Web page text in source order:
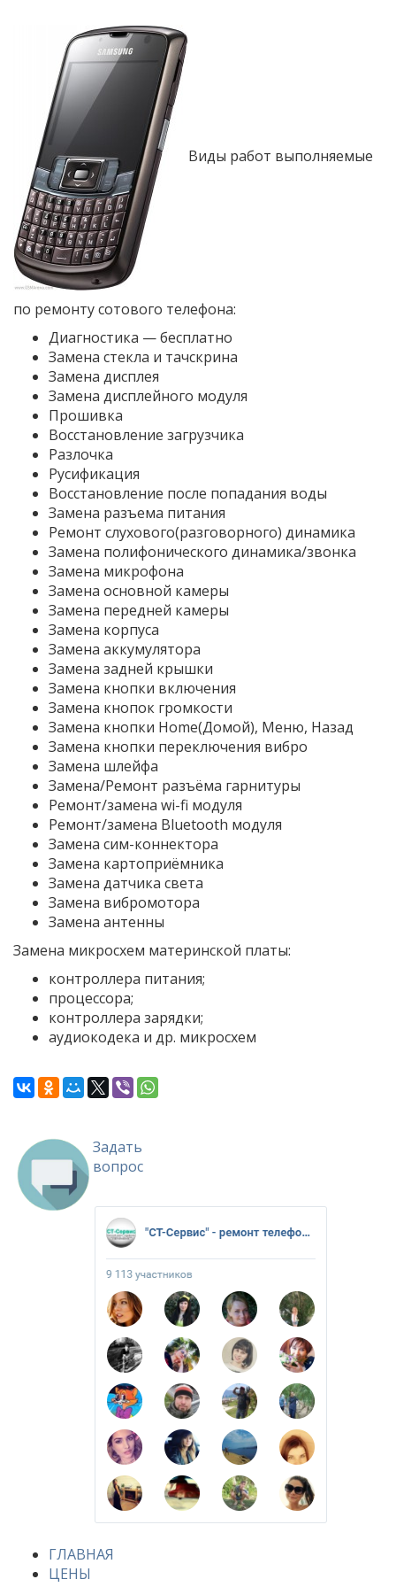
Виды работ выполняемые
по ремонту сотового телефона:
Диагностика — бесплатно
Замена стекла и тачскрина
Замена дисплея
Замена дисплейного модуля
Прошивка
Восстановление загрузчика
Разлочка
Русификация
Восстановление после попадания воды
Замена разъема питания
Ремонт слухового(разговорного) динамика
Замена полифонического динамика/звонка
Замена микрофона
Замена основной камеры
Замена передней камеры
Замена корпуса
Замена аккумулятора
Замена задней крышки
Замена кнопки включения
Замена кнопок громкости
Замена кнопки Home(Домой), Меню, Назад
Замена кнопки переключения вибро
Замена шлейфа
Замена/Ремонт разъёма гарнитуры
Ремонт/замена wi-fi модуля
Ремонт/замена Bluetooth модуля
Замена сим-коннектора
Замена картоприёмника
Замена датчика света
Замена вибромотора
Замена антенны
Замена микросхем материнской платы:
контроллера питания;
процессора;
контроллера зарядки;
аудиокодека и др. микросхем
Задать
вопрос
ГЛАВНАЯ
ЦЕНЫ